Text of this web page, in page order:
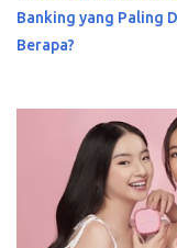
Banking yang Paling
Berapa?